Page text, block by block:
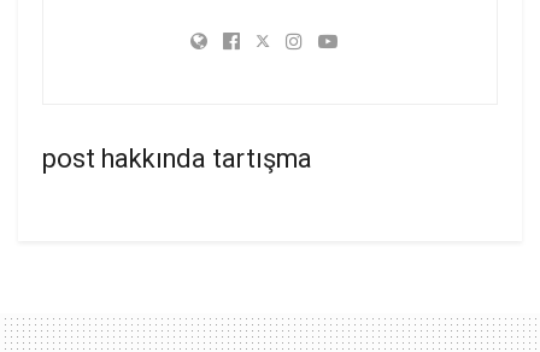
post hakkında tartışma